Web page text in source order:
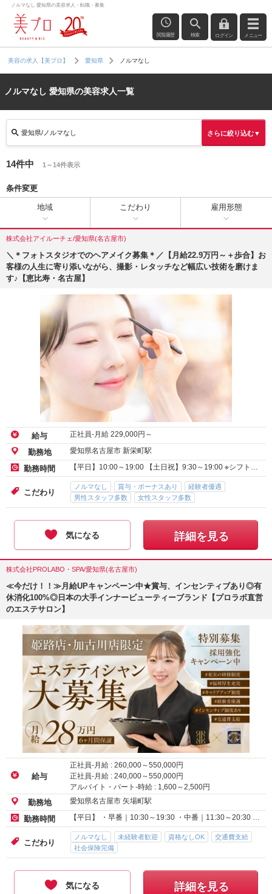
ノルマなし 愛知県の美容求人・転職・募集
閲覧履歴 検索 ログイン メニュー
美容の求人【美プロ】 愛知県 ノルマなし
ノルマなし 愛知県の美容求人一覧
愛知県/ノルマなし さらに絞り込む▼
14件中 1～14件表示
条件変更
地域 こだわり 雇用形態
株式会社アイルーチェ/愛知県(名古屋市)
＼＊フォトスタジオでのヘアメイク募集＊／【月給22.9万円～＋歩合】お
客様の人生に寄り添いながら、撮影・レタッチなど幅広い技術を磨けま
す♪【恵比寿・名古屋】
給与 正社員-月給 229,000円～
勤務地 愛知県名古屋市 新栄町駅
勤務時間 【平日】10:00～19:00 【土日祝】9:30～19:00 ※シフト…
こだわり
ノルマなし 賞与・ボーナスあり
経験者優遇
男性スタッフ多数
女性スタッフ多数
気になる 詳細を見る
株式会社PROLABO・SPA/愛知県(名古屋市)
≪今だけ！！≫月給UPキャンペーン中★賞与、インセンティブあり◎有
休消化100%◎日本の大手インナービューティーブランド【プロラボ直営
のエステサロン】
給与
正社員-月給 : 260,000～550,000円
正社員-月給 : 240,000～550,000円
アルバイト・パート-時給 : 1,600～2,500円
勤務地 愛知県名古屋市 矢場町駅
勤務時間 【平日】 ・早番｜10:30～19:30 ・中番｜11:30～20:30 …
こだわり
ノルマなし 未経験者歓迎 資格なしOK
交通費支給
社会保険完備
気になる 詳細を見る